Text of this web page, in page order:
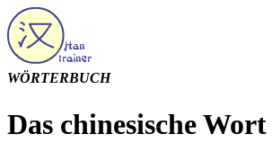
WÖRTERBUCH
Das chinesische